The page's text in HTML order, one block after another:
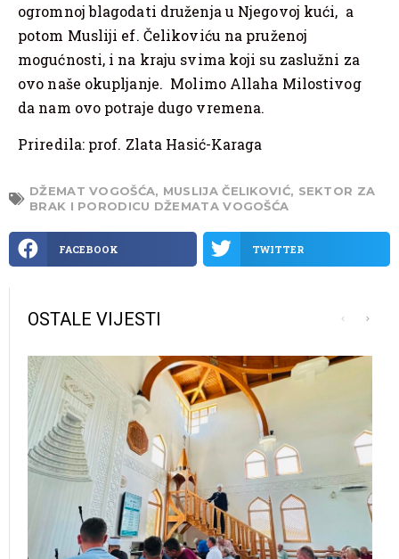
ogromnoj blagodati druženja u Njegovoj kući, a
potom Musliji ef. Čelikoviću na pruženoj
mogućnosti, i na kraju svima koji su zaslužni za
ovo naše okupljanje. Molimo Allaha Milostivog
da nam ovo potraje dugo vremena.
Priredila: prof. Zlata Hasić-Karaga
DŽEMAT VOGOŠĆA, MUSLIJA ČELIKOVIĆ, SEKTOR ZA
BRAK I PORODICU DŽEMATA VOGOŠĆA
FACEBOOK TWITTER
OSTALE VIJESTI